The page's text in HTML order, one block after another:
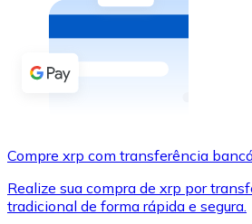
Comprar com dinheiro
Comprar com transferência
Cartão de crédito / débito
Compre xrp com transferência
Realize sua compra de xrp por
tradicional de forma rápida e segura.